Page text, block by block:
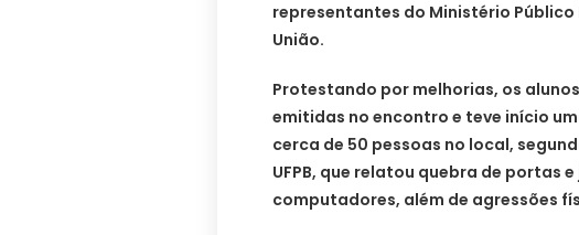
representantes do Ministério Público
União.
Protestando por melhorias, os
emitidas no encontro e teve início
cerca de 50 pessoas no local,
UFPB, que relatou quebra de portas
computadores, além de agressões